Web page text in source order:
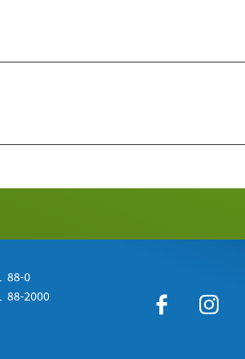
88-0
88-2000